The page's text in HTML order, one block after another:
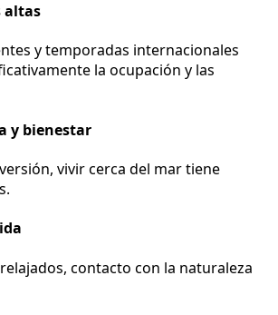
altas
y temporadas internacionales
la ocupación y las
y bienestar
vivir cerca del mar tiene
contacto con la naturaleza